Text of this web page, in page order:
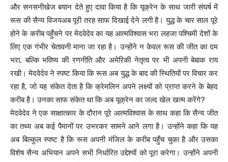
और सनसनीखेज बयान देते हुए दावा किया है कि यूक्रेन के साथ जारी संघर्ष में
रूस की सैन्य विजयअब पूरी तरह साफ दिखाई देने लगी है। युद्ध के चार साल पूरे
होने के करीब पहुँचने पर मेदवेदेव का यह आत्मविश्वास भरा लहजा पश्चिमी देशों के
लिए एक गंभीर चेतावनी माना जा रहा है। उन्होंने न केवल रूस की जीत का दम
भरा, बल्कि भविष्य की रणनीति और अमेरिकी नेतृत्व पर भी अपनी बेबाक राय
रखी। मेदवेदेव ने स्पष्ट किया कि रूस अब युद्ध के बाद की स्थितियों पर विचार कर
रहा है, जो यह संकेत देता है कि क्रेमलिन अपने लक्ष्यों को प्राप्त करने के बेहद
करीब है। उनका साफ संकेत था कि अब यूक्रेन का जल्द खेल खत्म करेंगे?
मेदवेदेव ने एक साक्षात्कार के दौरान पूरे आत्मविश्वास के साथ कहा कि सैन्य जीत
का तथ्य अब कई पैमानों पर उभरकर सामने आने लगा है। उन्होंने कहा कि यह
अब बिल्कुल स्पष्ट है कि रूस अपनी मंजिल के करीब पहुँच चुका है और उसका
विशेष सैन्य अभियान अपने सभी निर्धारित उद्देश्यों को पूरा करेगा। उन्होंने अपनी